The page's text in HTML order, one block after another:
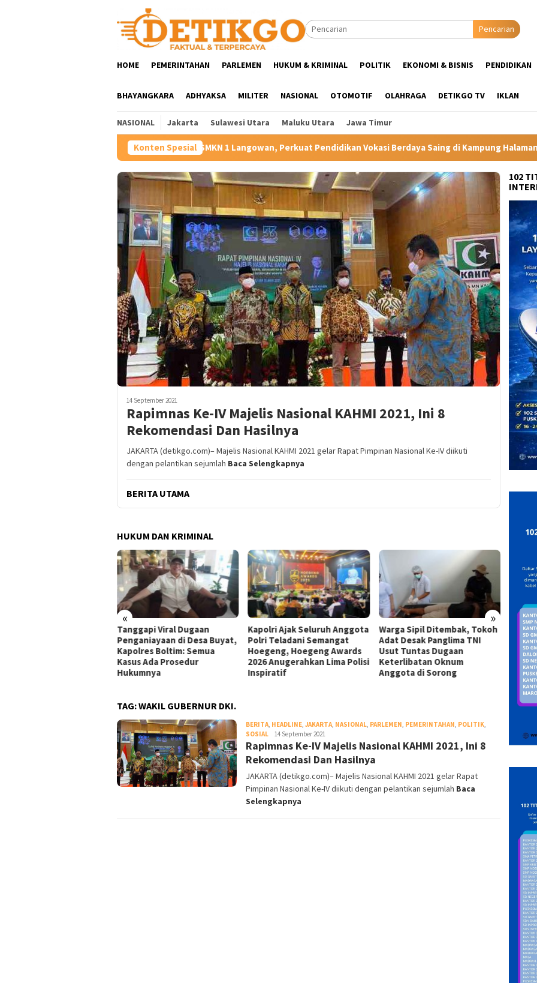
Pencarian
HOME PEMERINTAHAN PARLEMEN HUKUM & KRIMINAL POLITIK EKONOMI & BISNIS PENDIDIKAN
BHAYANGKARA ADHYAKSA MILITER NASIONAL OTOMOTIF OLAHRAGA DETIKGO TV IKLAN
NASIONAL Jakarta Sulawesi Utara Maluku Utara Jawa Timur
Konten Spesial
Transformasi SMKN 1 Langowan, Perkuat Pendidikan Vokasi Berdaya Saing di Kampung Halaman Ibunda Presiden
14 September 2021
Rapimnas Ke-IV Majelis Nasional KAHMI 2021, Ini 8
Rekomendasi Dan Hasilnya
JAKARTA (detikgo.com)– Majelis Nasional KAHMI 2021 gelar Rapat Pimpinan Nasional Ke-IV diikuti
dengan pelantikan sejumlah Baca Selengkapnya
BERITA UTAMA
HUKUM DAN KRIMINAL
« »
Tanggapi Viral Dugaan
Penganiayaan di Desa Buyat,
Kapolres Boltim: Semua
Kasus Ada Prosedur
Hukumnya
Kapolri Ajak Seluruh Anggota
Polri Teladani Semangat
Hoegeng, Hoegeng Awards
2026 Anugerahkan Lima Polisi
Inspiratif
Warga Sipil Ditembak, Tokoh
Adat Desak Panglima TNI
Usut Tuntas Dugaan
Keterlibatan Oknum
Anggota di Sorong
TAG:WAKIL GUBERNUR DKI.
BERITA, HEADLINE, JAKARTA, NASIONAL, PARLEMEN, PEMERINTAHAN, POLITIK,
SOSIAL Redaksi
DetikGo
14 September 2021
Rapimnas Ke-IV Majelis Nasional KAHMI 2021, Ini 8
Rekomendasi Dan Hasilnya
JAKARTA (detikgo.com)– Majelis Nasional KAHMI 2021 gelar Rapat
Pimpinan Nasional Ke-IV diikuti dengan pelantikan sejumlah Baca
Selengkapnya
102